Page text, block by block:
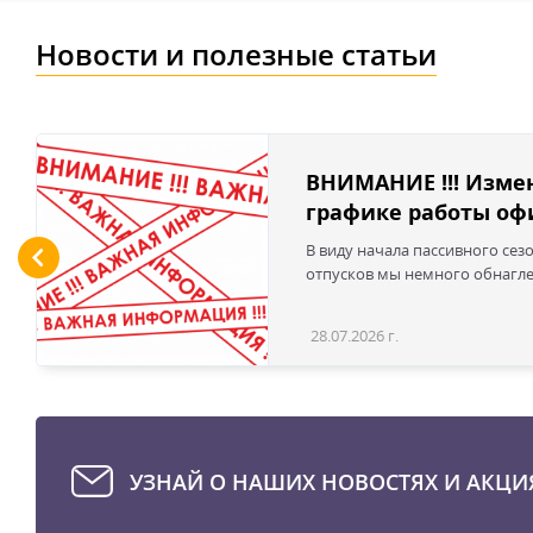
Новости и полезные статьи
ВНИМАНИЕ !!!
графике работы
В виду начала пассивного
отпусков мы немного
28.07.2026 г.
УЗНАЙ О НАШИХ НОВОСТЯХ И